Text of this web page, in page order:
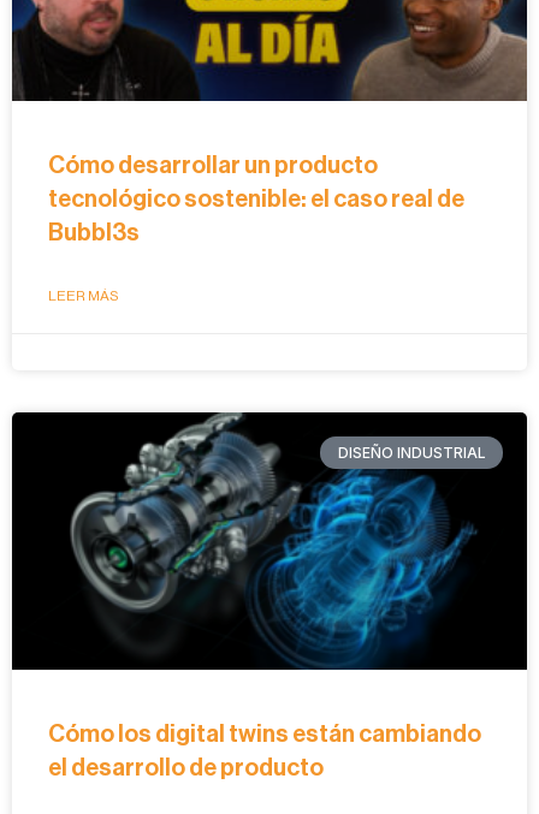
Cómo desarrollar un producto
tecnológico sostenible: el caso real de
Bubbl3s
LEER MÁS
DISEÑO INDUSTRIAL
Cómo los digital twins están cambiando
el desarrollo de producto